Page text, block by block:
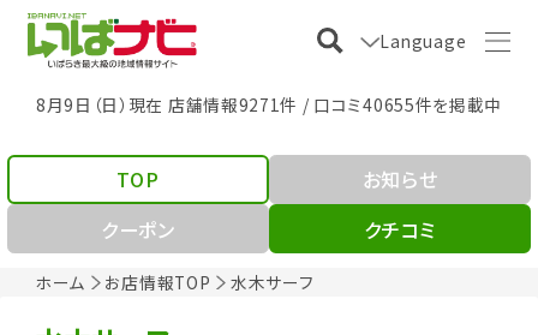
Language
8月9日（日）現在 店舗情報9271件 / 口コミ40655件を掲載中
ホーム お店情報TOP 水木サーフ
TOP
お知らせ
クーポン
クチコミ